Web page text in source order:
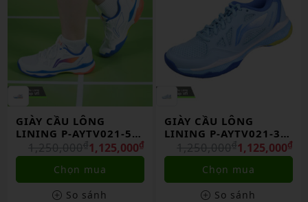
GIÀY CẦU LÔNG
LINING P-AYTV021-3
CHÍNH HÃNG1,125,000₫
1,250,000₫
Chọn mua
So sánh
Giày Cầu Lông Lining
Ayzu011-1 Chính
Hãng
1,855,000₫
2,650,000₫
Chọn mua
So sánh